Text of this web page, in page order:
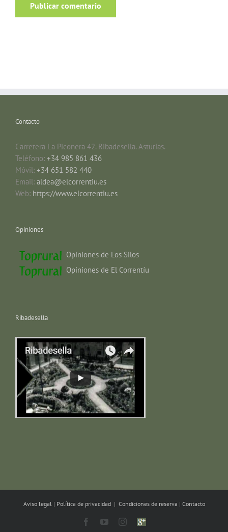
Contacto
Carretera La Piconera 42. Ribadesella. Asturias.
Teléfono: +34 985 861 436
Móvil: +34 651 582 440
Email: aldea@elcorrentiu.es
Web: https://www.elcorrentiu.es
Opiniones
Opiniones de Los Silos
Opiniones de El Correntíu
Ribadesella
Aviso legal | Política de privacidad | Condiciones de reserva | Contacto
FacebookYouTubeInstagram
Google